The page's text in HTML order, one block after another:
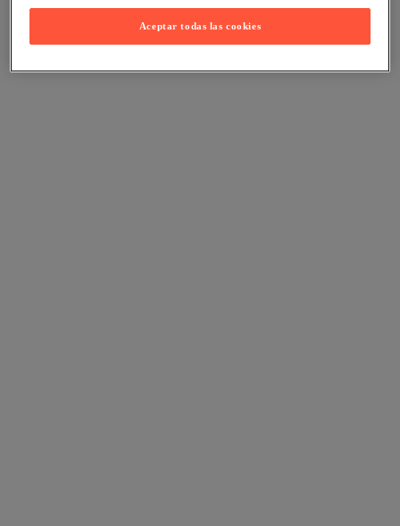
Aceptar todas las cookies